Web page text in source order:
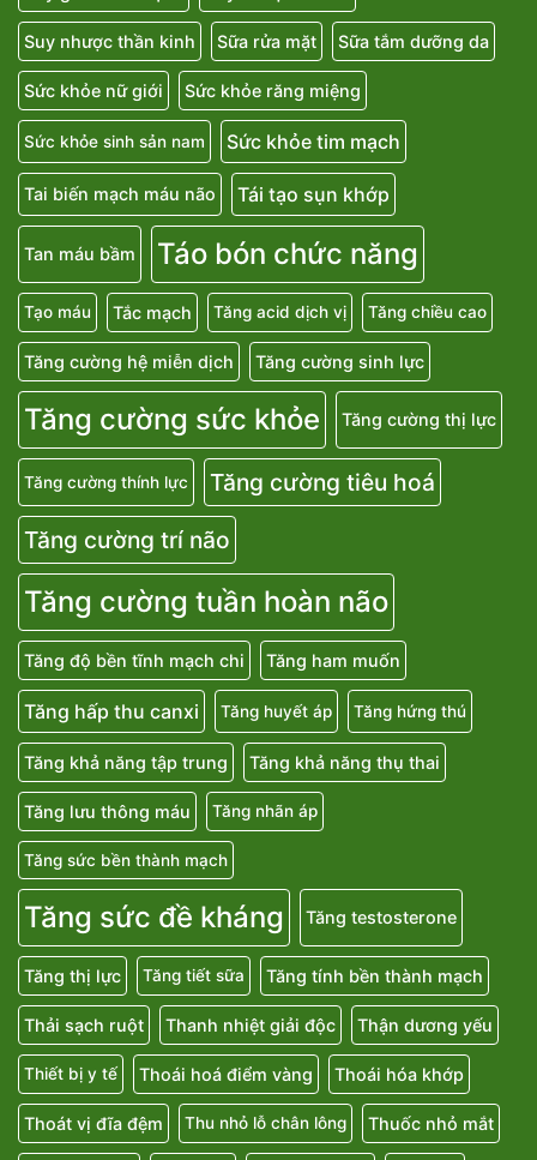
Suy nhược thần kinh Sữa rửa mặt Sữa tắm dưỡng da
Sức khỏe nữ giới Sức khỏe răng miệng
Sức khỏe sinh sản nam Sức khỏe tim mạch
Tai biến mạch máu não Tái tạo sụn khớp
Tan máu bầm Táo bón chức năng
Tạo máu Tắc mạch Tăng acid dịch vị Tăng chiều cao
Tăng cường hệ miễn dịch Tăng cường sinh lực
Tăng cường sức khỏe Tăng cường thị lực
Tăng cường thính lực
Tăng cường tiêu hoá
Tăng cường trí não
Tăng cường tuần hoàn não
Tăng độ bền tĩnh mạch chi Tăng ham muốn
Tăng hấp thu canxi Tăng huyết áp Tăng hứng thú
Tăng khả năng tập trung Tăng khả năng thụ thai
Tăng lưu thông máu Tăng nhãn áp
Tăng sức bền thành mạch
Tăng sức đề kháng Tăng testosterone
Tăng thị lực Tăng tiết sữa Tăng tính bền thành mạch
Thải sạch ruột Thanh nhiệt giải độc Thận dương yếu
Thiết bị y tế Thoái hoá điểm vàng Thoái hóa khớp
Thoát vị đĩa đệm Thu nhỏ lỗ chân lông Thuốc nhỏ mắt